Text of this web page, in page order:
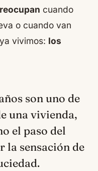
cuando
o cuando van
vivimos: los
son uno de
una vivienda,
el paso del
la sensación de